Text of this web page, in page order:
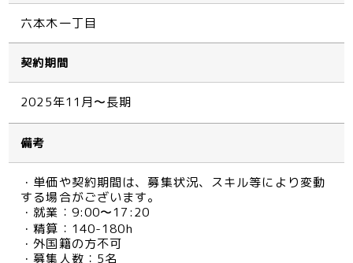
六本木一丁目
契約期間
2025年11月〜長期
備考
・単価や契約期間は、募集状況、スキル等により変動
する場合がございます。
・就業：9:00〜17:20
・精算：140-180h
・外国籍の方不可
・募集人数：5名